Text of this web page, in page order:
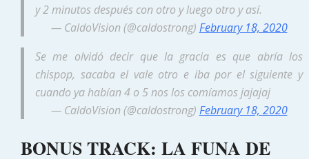
y 2 minutos después con otro y luego otro y así.
— CaldoVision (@caldostrong) February 18, 2020
Se me olvidó decir que la gracia es que abría los
chispop, sacaba el vale otro e iba por el siguiente y
cuando ya habían 4 o 5 nos los comíamos jajajaj
— CaldoVision (@caldostrong) February 18, 2020
BONUS TRACK: LA FUNA DE